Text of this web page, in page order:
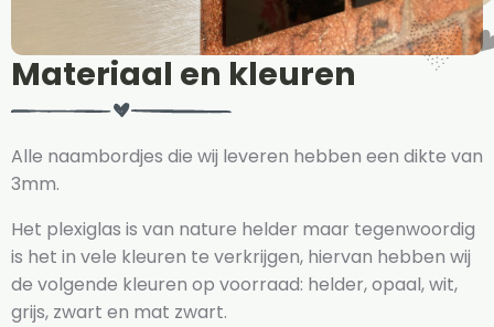
Materiaal en kleuren
Alle naambordjes die wij leveren hebben een dikte van
3mm.
Het plexiglas is van nature helder maar tegenwoordig
is het in vele kleuren te verkrijgen, hiervan hebben wij
de volgende kleuren op voorraad: helder, opaal, wit,
grijs, zwart en mat zwart.